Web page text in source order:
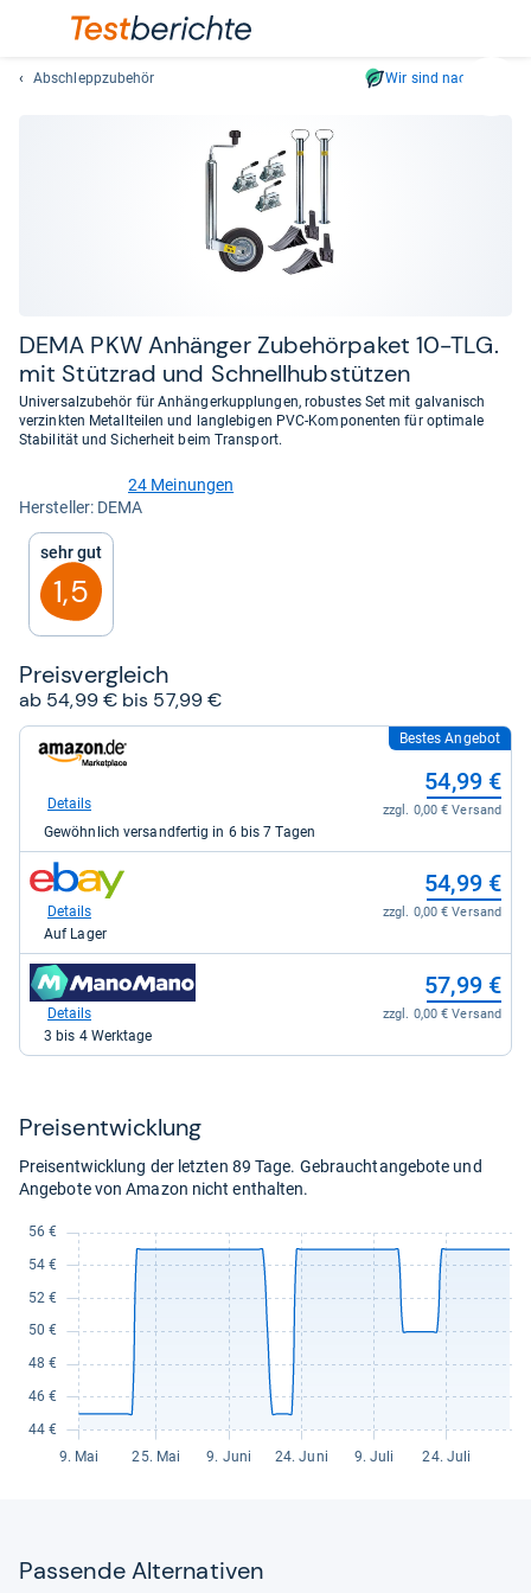
sich
Abschleppzubehör Wir sind nachhaltig
DEMA PKW Anhän­ger Zube­hör­pa­ket 10-​TLG.
mit Stütz­rad und Schnell­hub­stüt­zen
Universalzubehör für Anhängerkupplungen, robustes Set mit galvanisch
verzinkten Metallteilen und langlebigen PVC-Komponenten für optimale
Stabilität und Sicherheit beim Transport.
von
Sternen
24 Meinungen
Her­stel­ler: DEMA
Sehr gut
1,5
Preis­ver­gleich
ab 54,99 € bis 57,99 €
zum
Shop:
Amazon.de
54,99
kaufen.
Bestes Angebot
54,99 €
zzgl. 0,00 € Versand
Details
Gewöhnlich versandfertig in 6 bis 7 Tagen
zum
Shop:
eBay
54,99
kaufen.
54,99 €
zzgl. 0,00 € Versand
Details
Auf Lager
zum
Shop:
Manomano
57,99 €
zzgl. 0,00 € Versand
Details
3 bis 4 Werktage
Preis­ent­wick­lung
Preisentwicklung der letzten 89 Tage. Gebrauchtangebote und
Angebote von Amazon nicht enthalten.
Pas­sende Alter­na­ti­ven